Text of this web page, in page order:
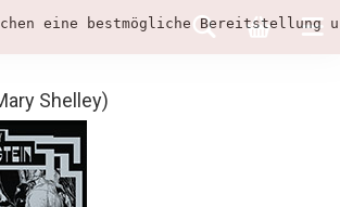
eine bestmögliche
Shelley)